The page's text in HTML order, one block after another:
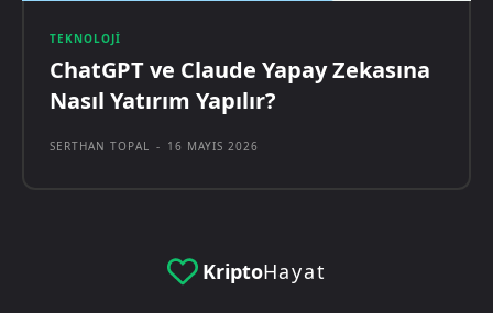
TEKNOLOJI
ChatGPT ve Claude Yapay Zekasına
Nasıl Yatırım Yapılır?
SERTHAN TOPAL - 16 MAYIS 2026
KriptoHayat